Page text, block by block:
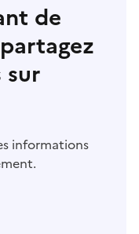
de
sur
informations